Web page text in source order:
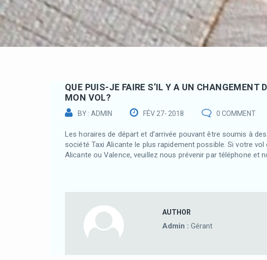
QUE PUIS-JE FAIRE S’IL Y A UN CHANGEMENT
MON VOL?
BY : ADMIN FÉV 27- 2018 0 COMMENT
Les horaires de départ et d’arrivée pouvant être soumis à
société Taxi Alicante le plus rapidement possible. Si votre
Alicante ou Valence, veuillez nous prévenir par téléphone et
AUTHOR
Admin : Gérant